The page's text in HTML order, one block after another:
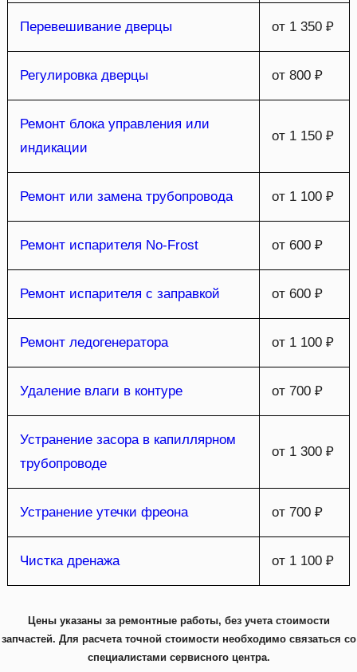
Перевешивание дверцы от 1 350 ₽
Регулировка дверцы от 800 ₽
Ремонт блока управления или
индикации
от 1 150 ₽
Ремонт или замена трубопровода от 1 100 ₽
Ремонт испарителя No-Frost от 600 ₽
Ремонт испарителя с заправкой от 600 ₽
Ремонт ледогенератора от 1 100 ₽
Удаление влаги в контуре от 700 ₽
Устранение засора в капиллярном
трубопроводе
от 1 300 ₽
Устранение утечки фреона от 700 ₽
Чистка дренажа от 1 100 ₽
Цены указаны за ремонтные работы, без учета стоимости
запчастей. Для расчета точной стоимости необходимо связаться со
специалистами сервисного центра.